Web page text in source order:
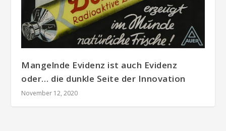
Mangelnde Evidenz ist auch Evidenz
oder… die dunkle Seite der Innovation
November 12, 2020